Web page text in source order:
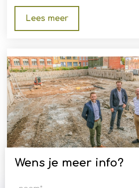
Lees meer
plaats voor Residentie Pietershof
Wens je meer info?